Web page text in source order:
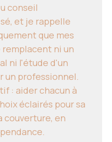
conseil
et je rappelle
que mes
ni un
ni l'étude d'un
un professionnel.
: aider chacun à
éclairés pour sa
couverture, en